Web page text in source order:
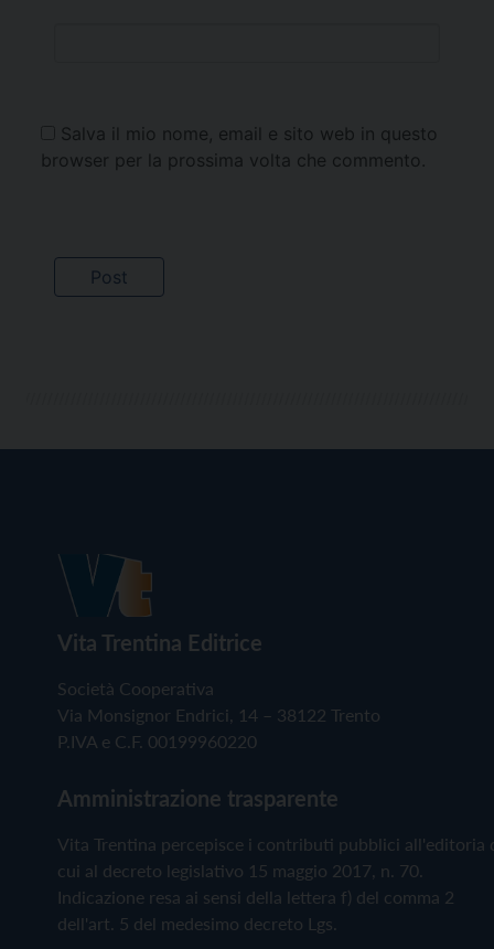
Salva il mio nome, email e sito web in questo
browser per la prossima volta che commento.
Vita Trentina Editrice
Società Cooperativa
Via Monsignor Endrici, 14 – 38122 Trento
P.IVA e C.F. 00199960220
Amministrazione trasparente
Vita Trentina percepisce i contributi pubblici all'editoria
cui al decreto legislativo 15 maggio 2017, n. 70.
Indicazione resa ai sensi della lettera f) del comma 2
dell'art. 5 del medesimo decreto Lgs.